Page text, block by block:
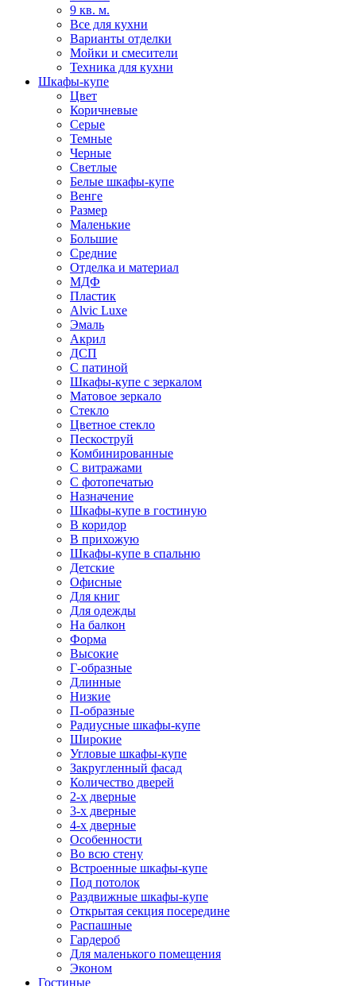
9 кв. м.
Все для кухни
Варианты отделки
Мойки и смесители
Техника для кухни
Шкафы-купе
Цвет
Коричневые
Серые
Темные
Черные
Светлые
Белые шкафы-купе
Венге
Размер
Маленькие
Большие
Средние
Отделка и материал
МДФ
Пластик
Alvic Luxe
Эмаль
Акрил
ДСП
С патиной
Шкафы-купе с зеркалом
Матовое зеркало
Стекло
Цветное стекло
Пескоструй
Комбинированные
С витражами
С фотопечатью
Назначение
Шкафы-купе в гостиную
В коридор
В прихожую
Шкафы-купе в спальню
Детские
Офисные
Для книг
Для одежды
На балкон
Форма
Высокие
Г-образные
Длинные
Низкие
П-образные
Радиусные шкафы-купе
Широкие
Угловые шкафы-купе
Закругленный фасад
Количество дверей
2-х дверные
3-х дверные
4-х дверные
Особенности
Во всю стену
Встроенные шкафы-купе
Под потолок
Раздвижные шкафы-купе
Открытая секция посередине
Распашные
Гардероб
Для маленького помещения
Эконом
Гостиные